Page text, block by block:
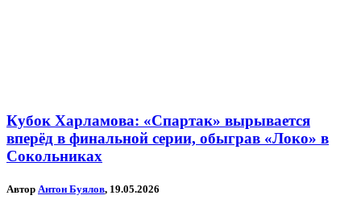
Кубок Харламова: «Спартак» вырывается
вперёд в финальной серии, обыграв «Локо» в
Сокольниках
Автор Антон Буялов, 19.05.2026